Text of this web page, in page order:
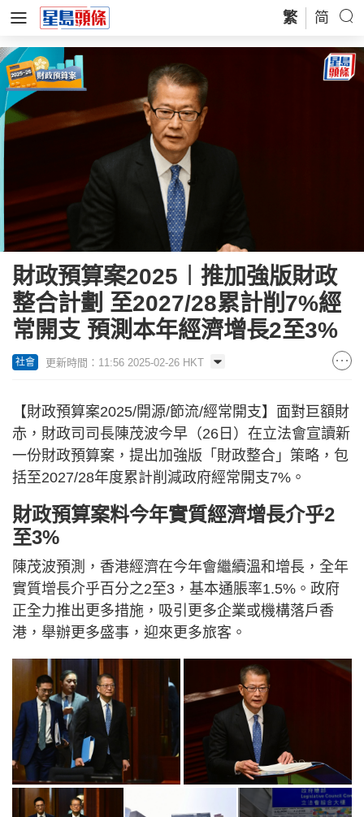
繁 简
財政預算案2025︱推加強版財政
整合計劃 至2027/28累計削7%經
常開支 預測本年經濟增長2至3%
社會 更新時間：11:56 2025-02-26 HKT
【財政預算案2025/開源/節流/經常開支】面對巨額財
赤，財政司司長陳茂波今早（26日）在立法會宣讀新
一份財政預算案，提出加強版「財政整合」策略，包
括至2027/28年度累計削減政府經常開支7%。
財政預算案料今年實質經濟增長介乎2
至3%
陳茂波預測，香港經濟在今年會繼續溫和增長，全年
實質增長介乎百分之2至3，基本通脹率1.5%。政府
正全力推出更多措施，吸引更多企業或機構落戶香
港，舉辦更多盛事，迎來更多旅客。